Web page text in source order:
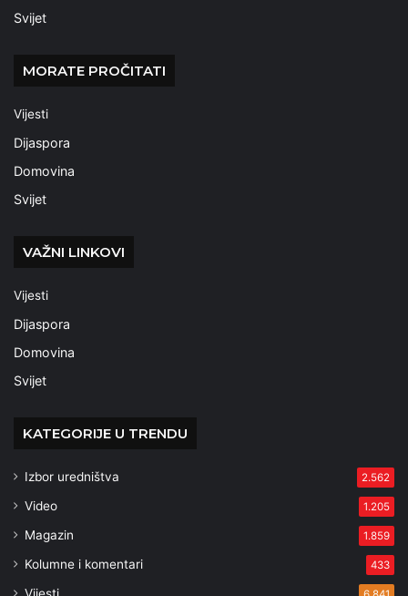
Svijet
MORATE PROČITATI
Vijesti
Dijaspora
Domovina
Svijet
VAŽNI LINKOVI
Vijesti
Dijaspora
Domovina
Svijet
KATEGORIJE U TRENDU
Izbor uredništva 2.562
Video 1.205
Magazin 1.859
Kolumne i komentari 433